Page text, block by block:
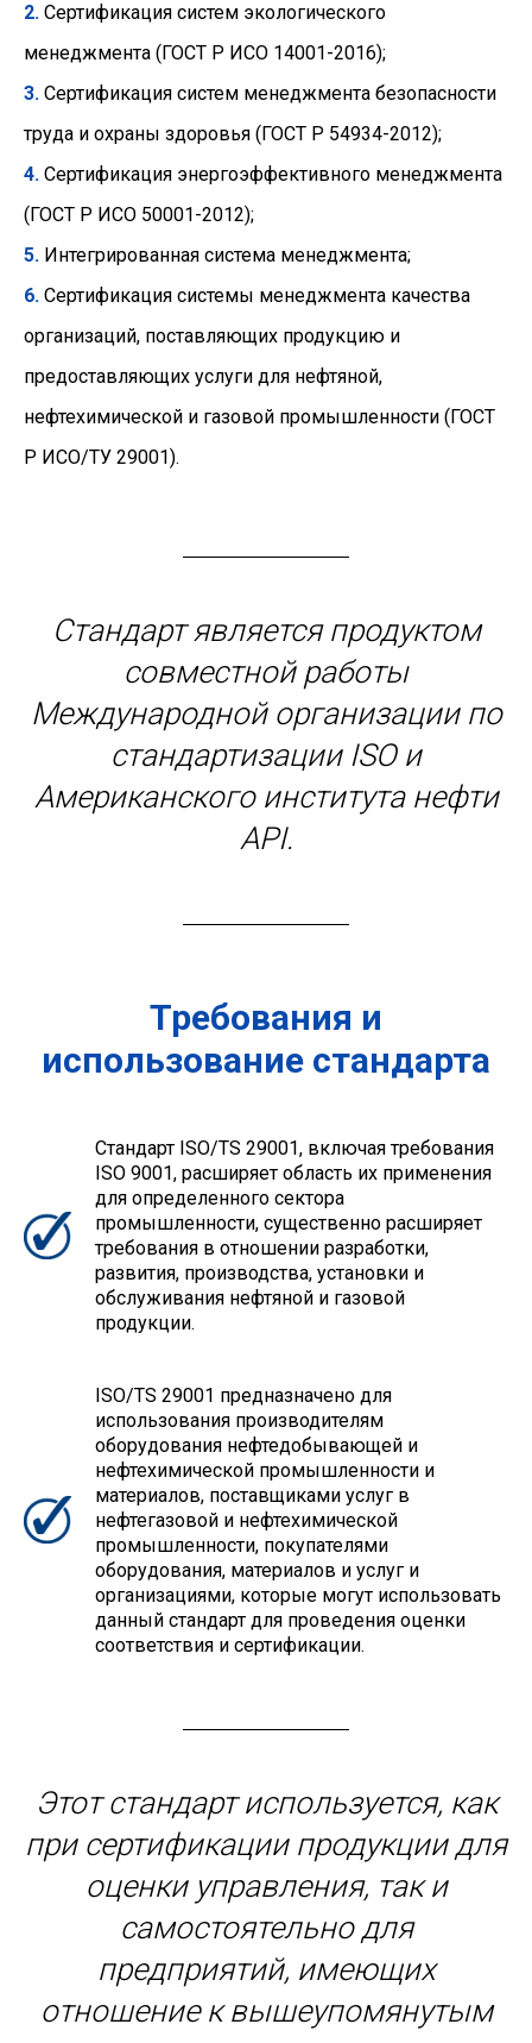
2. Сертификация систем экологического
менеджмента (ГОСТ Р ИСО 14001-2016);
3. Сертификация систем менеджмента безопасности
труда и охраны здоровья (ГОСТ Р 54934-2012);
4. Сертификация энергоэффективного менеджмента
(ГОСТ Р ИСО 50001-2012);
5. Интегрированная система менеджмента;
6. Сертификация системы менеджмента качества
организаций, поставляющих продукцию и
предоставляющих услуги для нефтяной,
нефтехимической и газовой промышленности (ГОСТ
Р ИСО/ТУ 29001).
Стандарт является продуктом
совместной работы
Международной организации по
стандартизации ISO и
Американского института нефти
API.
Требования и
использование стандарта
Стандарт ISO/TS 29001, включая требования
ISO 9001, расширяет область их применения
для определенного сектора
промышленности, существенно расширяет
требования в отношении разработки,
развития, производства, установки и
обслуживания нефтяной и газовой
продукции.
ISO/TS 29001 предназначено для
использования производителям
оборудования нефтедобывающей и
нефтехимической промышленности и
материалов, поставщиками услуг в
нефтегазовой и нефтехимической
промышленности, покупателями
оборудования, материалов и услуг и
организациями, которые могут использовать
данный стандарт для проведения оценки
соответствия и сертификации.
Этот стандарт используется, как
при сертификации продукции для
оценки управления, так и
самостоятельно для
предприятий, имеющих
отношение к вышеупомянутым